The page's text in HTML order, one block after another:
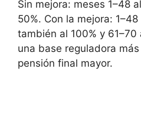
Sin mejora: meses 1–48
50%. Con la mejora:
también al 100% y 61–70
una base reguladora
pensión final mayor.